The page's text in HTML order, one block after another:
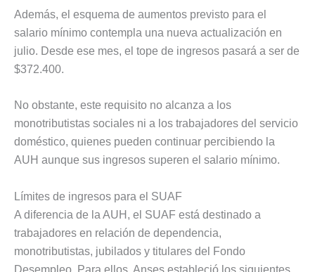
Además, el esquema de aumentos previsto para el
salario mínimo contempla una nueva actualización en
julio. Desde ese mes, el tope de ingresos pasará a ser de
$372.400.
No obstante, este requisito no alcanza a los
monotributistas sociales ni a los trabajadores del servicio
doméstico, quienes pueden continuar percibiendo la
AUH aunque sus ingresos superen el salario mínimo.
Límites de ingresos para el SUAF
A diferencia de la AUH, el SUAF está destinado a
trabajadores en relación de dependencia,
monotributistas, jubilados y titulares del Fondo
Desempleo. Para ellos, Anses estableció los siguientes